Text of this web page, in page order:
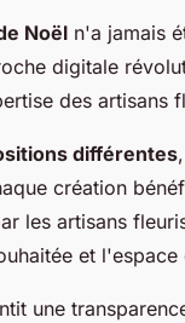
Noël n'a jamais
digitale
des artisans
différentes
création
les artisans
et l'espace
une